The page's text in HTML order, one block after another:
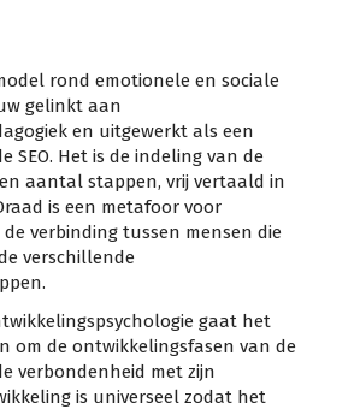
rond emotionele en sociale
gelinkt aan
en uitgewerkt als een
SEO. Het is de indeling van de
aantal stappen, vrij vertaald in
is een metafoor voor
verbinding tussen mensen die
verschillende
gaat het
om de ontwikkelingsfasen van de
verbondenheid met zijn
is universeel zodat het